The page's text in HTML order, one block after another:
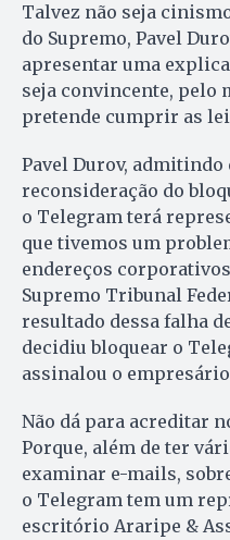
Talvez não seja
do Supremo, Pavel
apresentar uma
seja convincente, pelo
pretende cumprir as
Pavel Durov, admitindo
reconsideração do
o Telegram terá
que tivemos um
endereços
Supremo Tribunal
resultado dessa falha
decidiu bloquear o
assinalou o
Não dá para acreditar
Porque, além de ter
examinar e-mails,
o Telegram tem um
escritório Araripe &